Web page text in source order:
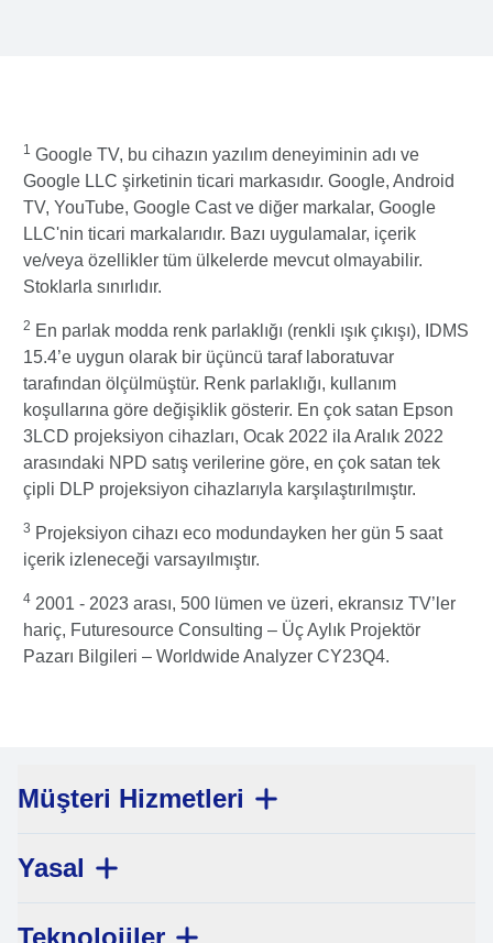
1 Google TV, bu cihazın yazılım deneyiminin adı ve
Google LLC şirketinin ticari markasıdır. Google, Android
TV, YouTube, Google Cast ve diğer markalar, Google
LLC'nin ticari markalarıdır. Bazı uygulamalar, içerik
ve/veya özellikler tüm ülkelerde mevcut olmayabilir.
Stoklarla sınırlıdır.
2 En parlak modda renk parlaklığı (renkli ışık çıkışı), IDMS
15.4’e uygun olarak bir üçüncü taraf laboratuvar
tarafından ölçülmüştür. Renk parlaklığı, kullanım
koşullarına göre değişiklik gösterir. En çok satan Epson
3LCD projeksiyon cihazları, Ocak 2022 ila Aralık 2022
arasındaki NPD satış verilerine göre, en çok satan tek
çipli DLP projeksiyon cihazlarıyla karşılaştırılmıştır.
3 Projeksiyon cihazı eco modundayken her gün 5 saat
içerik izleneceği varsayılmıştır.
4 2001 - 2023 arası, 500 lümen ve üzeri, ekransız TV’ler
hariç, Futuresource Consulting – Üç Aylık Projektör
Pazarı Bilgileri – Worldwide Analyzer CY23Q4.
Müşteri Hizmetleri
Yasal
Teknolojiler